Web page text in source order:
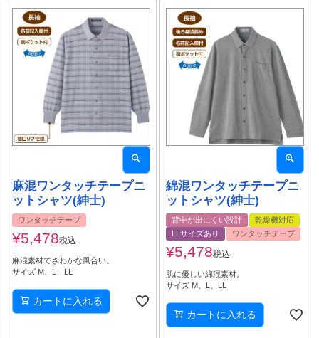
麻混ワンタッチテープニ
ットシャツ(紳士)
ワンタッチテープ
¥5,478税込
麻混素材でさわかな風合い。
サイズ M、L、LL
カートに入れる
綿混ワンタッチテープニ
ットシャツ(紳士)
背中が出にくい設計
乾燥機対応
LLサイズあり
ワンタッチテープ
¥5,478税込
肌に優しい綿混素材。
サイズ M、L、LL
カートに入れる